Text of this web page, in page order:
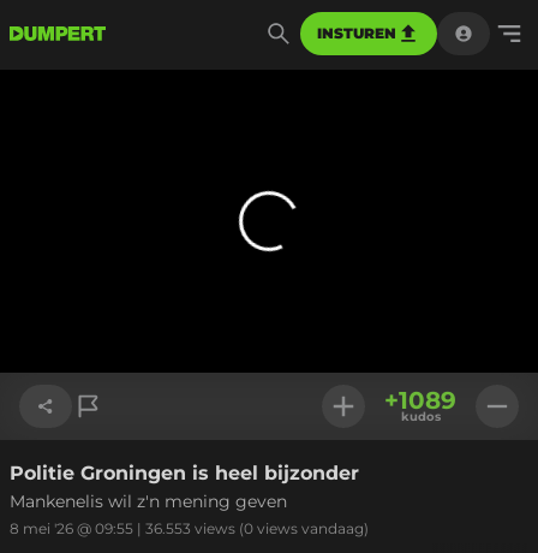
INSTUREN
Link kopiëren
+1089
kudos
Politie Groningen is heel bijzonder
Mankenelis wil z'n mening geven
8 mei '26 @ 09:55 | 36.553 views (0 views vandaag)